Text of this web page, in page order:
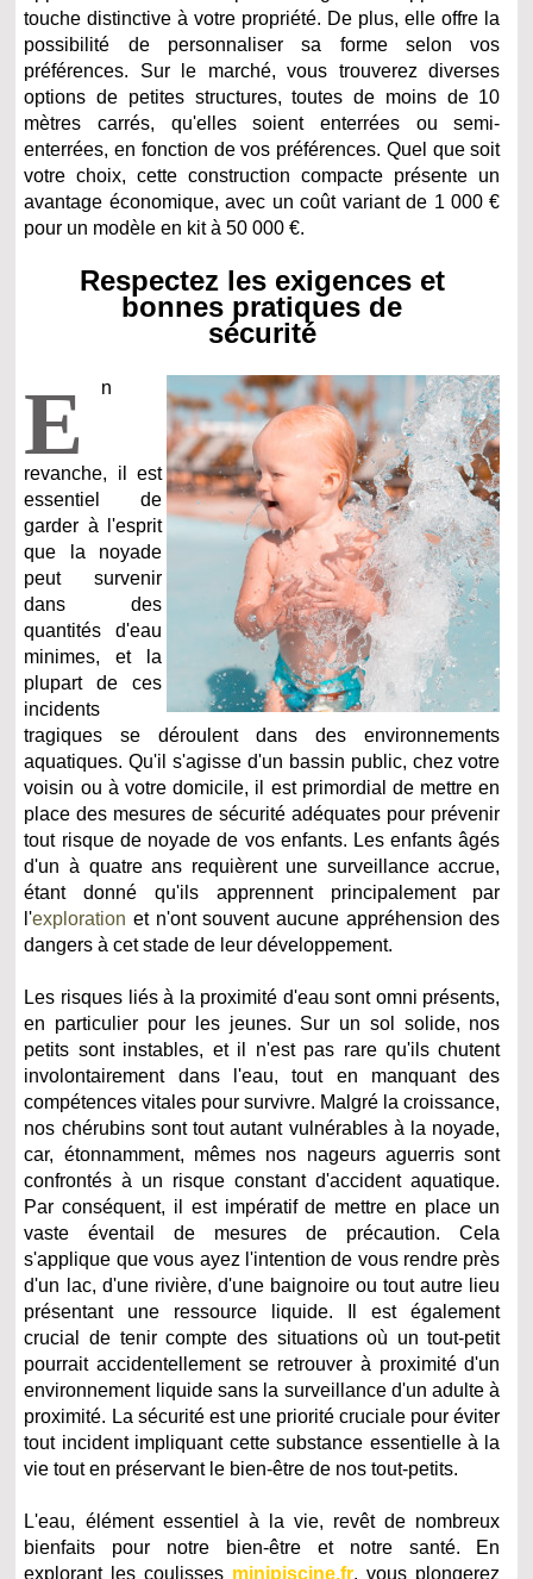
touche distinctive à votre propriété. De plus, elle offre la
possibilité de personnaliser sa forme selon vos
préférences. Sur le marché, vous trouverez diverses
options de petites structures, toutes de moins de 10
mètres carrés, qu'elles soient enterrées ou semi-
enterrées, en fonction de vos préférences. Quel que soit
votre choix, cette construction compacte présente un
avantage économique, avec un coût variant de 1 000 €
pour un modèle en kit à 50 000 €.
Respectez les exigences et
bonnes pratiques de
sécurité
E n
revanche, il est
essentiel de
garder à l'esprit
que la noyade
peut survenir
dans des
quantités d'eau
minimes, et la
plupart de ces
incidents
tragiques se déroulent dans des environnements
aquatiques. Qu'il s'agisse d'un bassin public, chez votre
voisin ou à votre domicile, il est primordial de mettre en
place des mesures de sécurité adéquates pour prévenir
tout risque de noyade de vos enfants. Les enfants âgés
d'un à quatre ans requièrent une surveillance accrue,
étant donné qu'ils apprennent principalement par
l'exploration et n'ont souvent aucune appréhension des
dangers à cet stade de leur développement.
Les risques liés à la proximité d'eau sont omni présents,
en particulier pour les jeunes. Sur un sol solide, nos
petits sont instables, et il n'est pas rare qu'ils chutent
involontairement dans l'eau, tout en manquant des
compétences vitales pour survivre. Malgré la croissance,
nos chérubins sont tout autant vulnérables à la noyade,
car, étonnamment, mêmes nos nageurs aguerris sont
confrontés à un risque constant d'accident aquatique.
Par conséquent, il est impératif de mettre en place un
vaste éventail de mesures de précaution. Cela
s'applique que vous ayez l'intention de vous rendre près
d'un lac, d'une rivière, d'une baignoire ou tout autre lieu
présentant une ressource liquide. Il est également
crucial de tenir compte des situations où un tout-petit
pourrait accidentellement se retrouver à proximité d'un
environnement liquide sans la surveillance d'un adulte à
proximité. La sécurité est une priorité cruciale pour éviter
tout incident impliquant cette substance essentielle à la
vie tout en préservant le bien-être de nos tout-petits.
L'eau, élément essentiel à la vie, revêt de nombreux
bienfaits pour notre bien-être et notre santé. En
explorant les coulisses minipiscine.fr, vous plongerez